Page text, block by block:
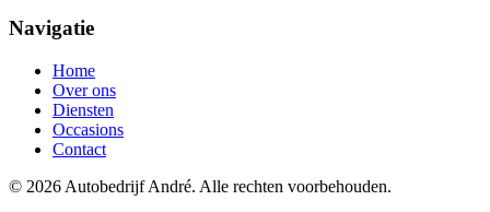
Navigatie
Home
Over ons
Diensten
Occasions
Contact
© 2026 Autobedrijf André. Alle rechten voorbehouden.